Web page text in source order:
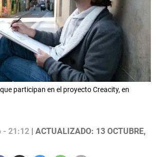
participan en el proyecto Creacity, en
- 21:12 | ACTUALIZADO: 13 OCTUBRE,